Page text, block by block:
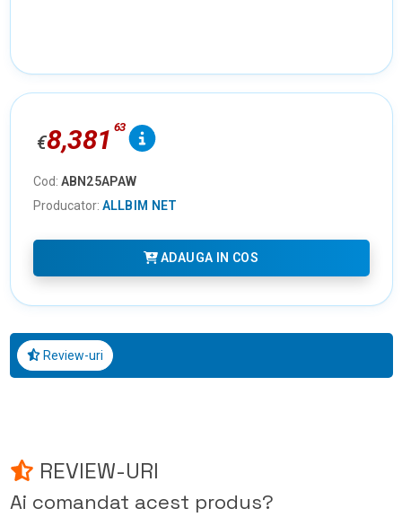
€8,381 63
Cod: ABN25APAW
Producator: ALLBIM NET
ADAUGA IN COS
Review-uri
REVIEW-URI
Ai comandat acest produs?